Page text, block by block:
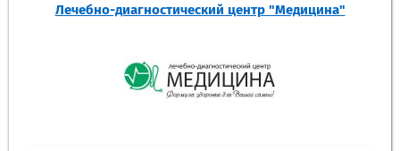
Лечебно-диагностический центр "Медицина"